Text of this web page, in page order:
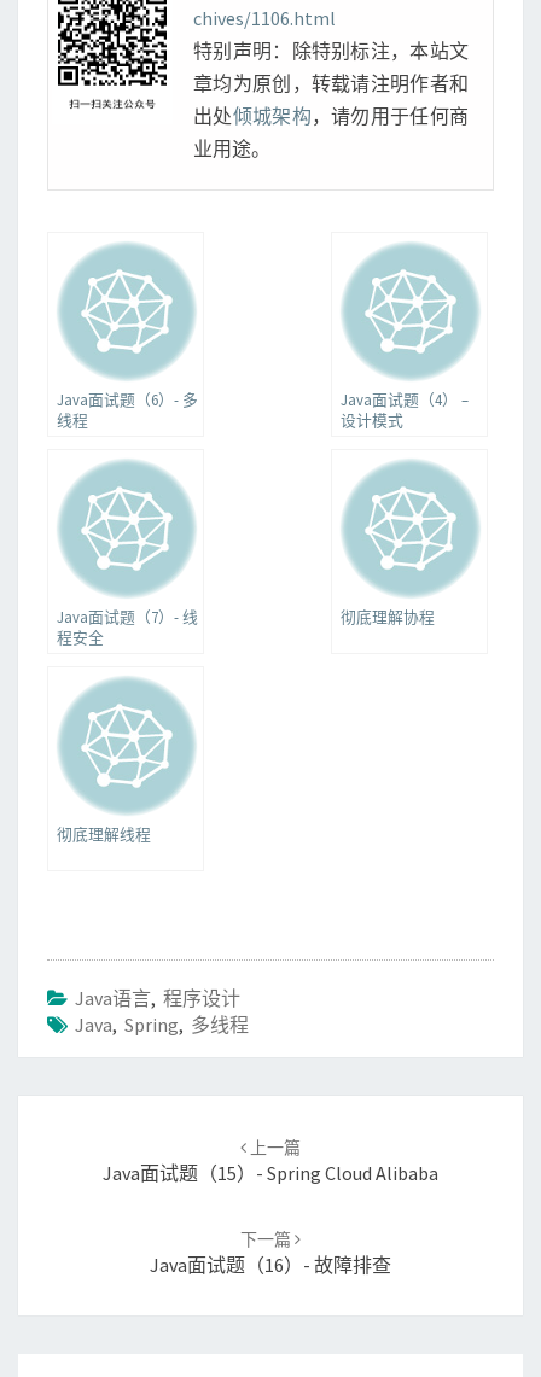
chives/1106.html
特别声明：除特别标注，本站文
章均为原创，转载请注明作者和
出处倾城架构，请勿用于任何商
业用途。
Java面试题（6）- 多
线程
Java面试题（4） –
设计模式
Java面试题（7）- 线
程安全
彻底理解协程
彻底理解线程
Java语言, 程序设计
Java, Spring, 多线程
navigation
上一篇
Java面试题（15）- Spring Cloud Alibaba
下一篇
Java面试题（16）- 故障排查